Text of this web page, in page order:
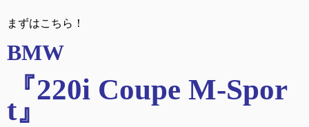
まずはこちら！
BMW
『220i Coupe M-Spor
t』